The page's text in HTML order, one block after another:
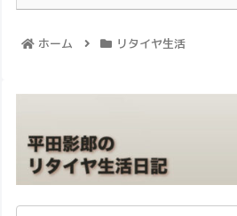
ホーム リタイヤ生活